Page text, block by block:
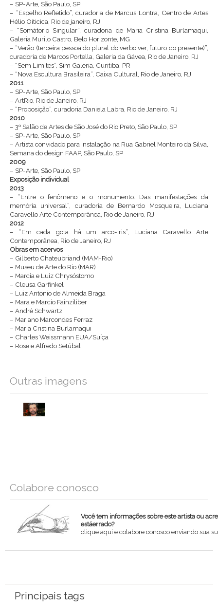
– SP-Arte, São Paulo, SP
– “Espelho Refletido”, curadoria de Marcus Lontra, Centro de Artes
Hélio Oiticica, Rio de janeiro, RJ
– “Somátorio Singular”, curadoria de Maria Cristina Burlamaqui,
Galeria Murilo Castro, Belo Horizonte, MG
– “Verão (terceira pessoa do plural do verbo ver, futuro do presente)”,
curadoria de Marcos Portella, Galeria da Gávea, Rio de Janeiro, RJ
– “Sem Limites”, Sim Galeria, Curitiba, PR
– “Nova Escultura Brasileira”, Caixa Cultural, Rio de Janeiro, RJ
2011
– SP-Arte, São Paulo, SP
– ArtRio, Rio de Janeiro, RJ
– “Proposição”, curadoria Daniela Labra, Rio de Janeiro, RJ
2010
– 3º Salão de Artes de São José do Rio Preto, São Paulo, SP
– SP-Arte, São Paulo, SP
– Artista convidado para instalação na Rua Gabriel Monteiro da Silva,
Semana do design FAAP, São Paulo, SP
2009
– SP-Arte, São Paulo, SP
Exposição individual
2013
– “Entre o fenômeno e o monumento: Das manifestações da
memória universal”, curadoria de Bernardo Mosqueira, Luciana
Caravello Arte Contemporânea, Rio de Janeiro, RJ
2012
– “Em cada gota há um arco-Iris”, Luciana Caravello Arte
Contemporânea, Rio de Janeiro, RJ
Obras em acervos
– Gilberto Chateubriand (MAM-Rio)
– Museu de Arte do Rio (MAR)
– Marcia e Luiz Chrysóstomo
– Cleusa Garfinkel
– Luiz Antonio de Almeida Braga
– Mara e Marcio Fainziliber
– André Schwartz
– Mariano Marcondes Ferraz
– Maria Cristina Burlamaqui
– Charles Weissmann EUA/Suíça
– Rose e Alfredo Setúbal
Outras imagens
Colabore conosco
Você tem informações sobre este artista ou
estáerrado?
clique aqui e colabore conosco enviando sua
Principais tags